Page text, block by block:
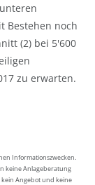
Bestehen noch
(2) bei 5'600
zu erwarten.
Informationszwecken.
keine Anlageberatung
kein Angebot und keine